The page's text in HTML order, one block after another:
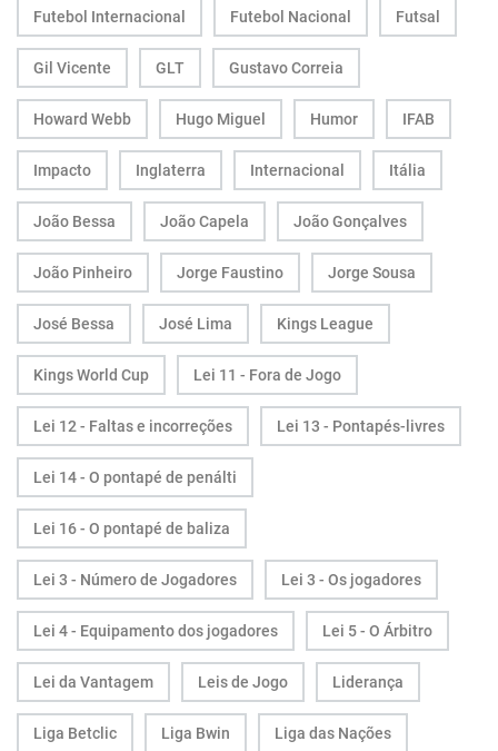
Futebol Internacional Futebol Nacional Futsal
Gil Vicente GLT Gustavo Correia
Howard Webb Hugo Miguel Humor IFAB
Impacto Inglaterra Internacional Itália
João Bessa João Capela João Gonçalves
João Pinheiro Jorge Faustino Jorge Sousa
José Bessa José Lima Kings League
Kings World Cup Lei 11 - Fora de Jogo
Lei 12 - Faltas e incorreções Lei 13 - Pontapés-livres
Lei 14 - O pontapé de penálti
Lei 16 - O pontapé de baliza
Lei 3 - Número de Jogadores Lei 3 - Os jogadores
Lei 4 - Equipamento dos jogadores Lei 5 - O Árbitro
Lei da Vantagem Leis de Jogo Liderança
Liga Betclic Liga Bwin Liga das Nações